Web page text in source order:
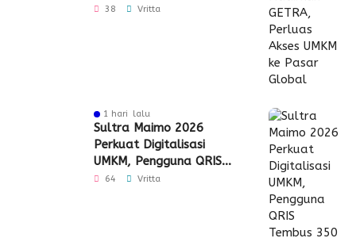
Global
38 Vritta
1 hari lalu
Sultra Maimo 2026
Perkuat Digitalisasi
UMKM, Pengguna QRIS
Tembus 350 Ribu
64 Vritta